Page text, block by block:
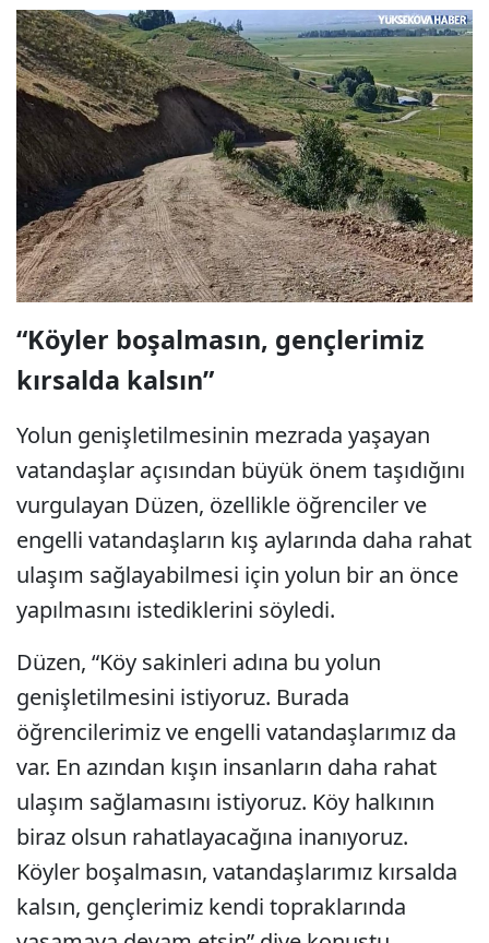
“Köyler boşalmasın, gençlerimiz
kırsalda kalsın”
Yolun genişletilmesinin mezrada yaşayan
vatandaşlar açısından büyük önem taşıdığını
vurgulayan Düzen, özellikle öğrenciler ve
engelli vatandaşların kış aylarında daha rahat
ulaşım sağlayabilmesi için yolun bir an önce
yapılmasını istediklerini söyledi.
Düzen, “Köy sakinleri adına bu yolun
genişletilmesini istiyoruz. Burada
öğrencilerimiz ve engelli vatandaşlarımız da
var. En azından kışın insanların daha rahat
ulaşım sağlamasını istiyoruz. Köy halkının
biraz olsun rahatlayacağına inanıyoruz.
Köyler boşalmasın, vatandaşlarımız kırsalda
kalsın, gençlerimiz kendi topraklarında